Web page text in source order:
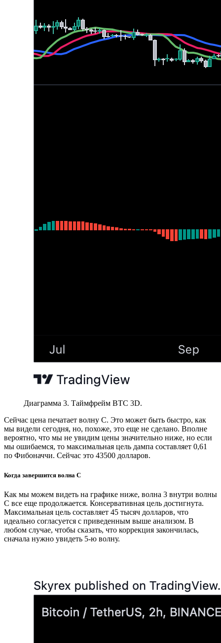
Диаграмма 3. Таймфрейм BTC 3D.
Сейчас цена печатает волну С. Это может быть быстро, как
мы видели сегодня, но, похоже, это еще не сделано. Вполне
вероятно, что мы не увидим цены значительно ниже, но если
мы ошибаемся, то максимальная цель дампа составляет 0,61
по Фибоначчи. Сейчас это 43500 долларов.
Когда завершится волна C
Как мы можем видеть на графике ниже, волна 3 внутри волны
C все еще продолжается. Консервативная цель достигнута.
Максимальная цель составляет 45 тысяч долларов, что
идеально согласуется с приведенным выше анализом. В
любом случае, чтобы сказать, что коррекция закончилась,
сначала нужно увидеть 5-ю волну.